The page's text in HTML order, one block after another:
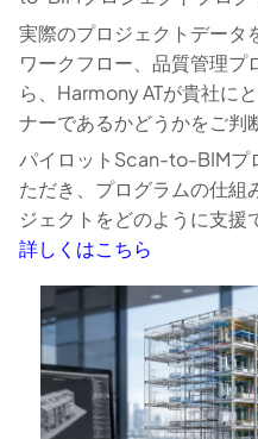
実際のプロジェクトデータ
ワークフロー、品質管理
ら、Harmony ATが貴社に
ナーであるかどうかをご判
パイロットScan-to-BIMプ
ただき、プログラムの仕組
ジェクトをどのように支援
詳しくはこちら